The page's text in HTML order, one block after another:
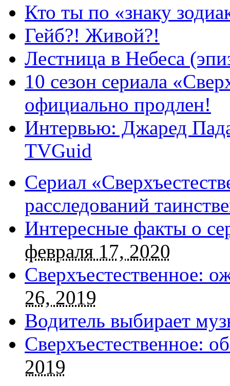
Кто ты по «знаку
Гейб?! Живой?!
Лестница в Небеса
10 сезон сериала
официально продлен!
Интервью: Джаред
TVGuid
Сериал
расследований
Интересные факты о
февраля 17, 2020
Сверхъестественное:
26, 2019
Водитель выбирает
Сверхъестественное:
2019